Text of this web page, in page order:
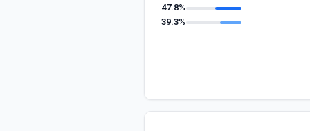
47.8%
39.3%